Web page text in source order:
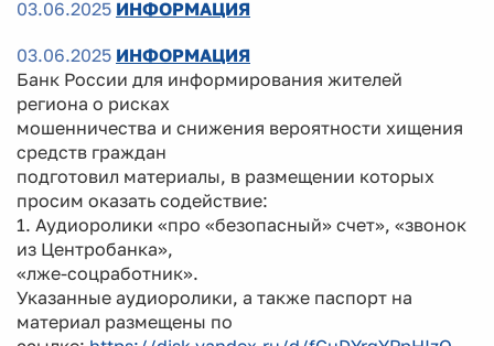
03.06.2025 ИНФОРМАЦИЯ
03.06.2025 ИНФОРМАЦИЯ
Банк России для информирования жителей
региона о рисках
мошенничества и снижения вероятности хищения
средств граждан
подготовил материалы, в размещении которых
просим оказать содействие:
1. Аудиоролики «про «безопасный» счет», «звонок
из Центробанка»,
«лже-соцработник».
Указанные аудиоролики, а также паспорт на
материал размещены по